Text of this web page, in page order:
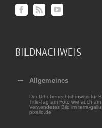
BILDNACHWEIS
Allgemeines
Der Urheberrechtshinweis für
Title-Tag am Foto wie auch
Verwendetes Bild im terra-
pixelio.de